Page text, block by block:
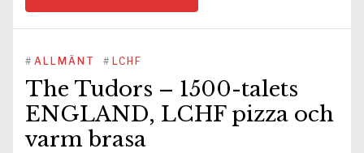
# ALLMÄNT # LCHF
The Tudors – 1500-talets
ENGLAND, LCHF pizza och
varm brasa